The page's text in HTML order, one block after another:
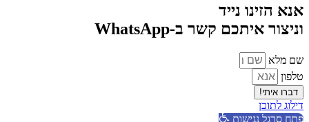
אנא הזינו נייד
וניצור איתכם קשר ב-WhatsApp
שם מלא
טלפון
דברו איתי!
דילוג לתוכן
פתח סרגל נגישות